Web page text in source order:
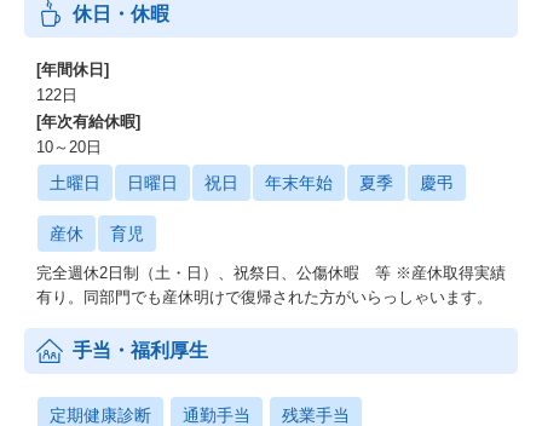
休日・休暇
[年間休日]
122日
[年次有給休暇]
10～20日
土曜日 日曜日 祝日 年末年始 夏季 慶弔
産休 育児
完全週休2日制（土・日）、祝祭日、公傷休暇 等 ※産休取得実績
有り。同部門でも産休明けで復帰された方がいらっしゃいます。
手当・福利厚生
定期健康診断 通勤手当 残業手当